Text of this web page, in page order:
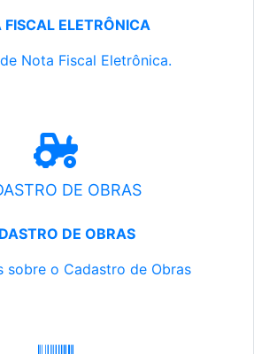
FISCAL ELETRÔNICA
Nota Fiscal Eletrônica.
DE OBRAS
DE OBRAS
sobre o Cadastro de Obras